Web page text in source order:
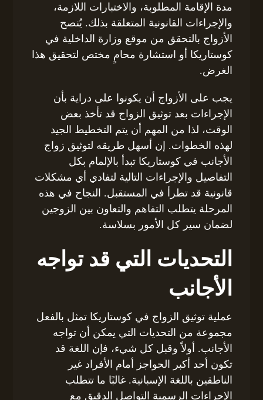
مدة الإقامة المطلوبة، والاختبارات اللازمة،
والإجراءات القانونية المتعلقة بذلك. يُنصح
الأزواج بالتحقق من موقع وزارة الداخلية في
كوستاريكا أو استشارة محامٍ مختص لتحقيق هذا
الغرض.
يجب على الأزواج أن يكونوا على دراية بأن
الإجراءات بعد توثيق الزواج قد تأخذ بعض
الوقت، لذا من المهم أن يتم التخطيط الجيد
لهذه الخطوات. إن أسهل طريقه لتوثيق زواج
الأجانب في كوستاريكا تبدأ بالإلمام بكل
التفاصيل والإجراءات التالية لتفادي أي مشكلات
قانونية قد تطرأ في المستقبل. النجاح في هذه
المرحلة يتطلب التفاهم والتعاون بين الزوجين
لضمان سير كل الأمور بسلاسة.
التحديات التي قد تواجه
الأجانب
عملية توثيق الزواج في كوستاريكا تمثل بالفعل
مجموعة من التحديات التي يمكن أن تواجه
الأجانب. أولاً وقبل كل شيء، فإن اللغة قد
تكون أحد أكبر الحواجز أمام الأفراد غير
الناطقين باللغة الإسبانية. غالبًا ما تتطلب
الإجراءات الرسمية التواصل الدقيق مع